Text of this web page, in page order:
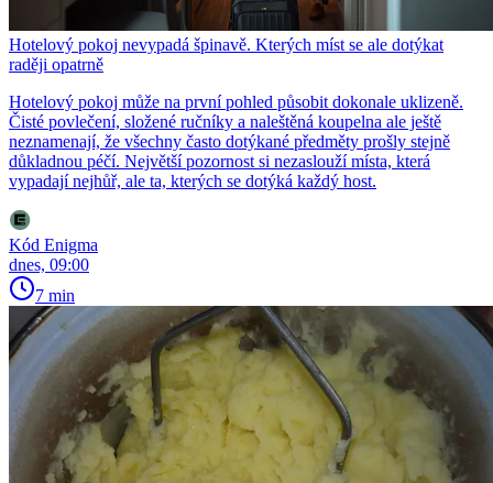
Hotelový pokoj nevypadá špinavě. Kterých míst se ale dotýkat
raději opatrně
Hotelový pokoj může na první pohled působit dokonale uklizeně.
Čisté povlečení, složené ručníky a naleštěná koupelna ale ještě
neznamenají, že všechny často dotýkané předměty prošly stejně
důkladnou péčí. Největší pozornost si nezaslouží místa, která
vypadají nejhůř, ale ta, kterých se dotýká každý host.
Kód Enigma
dnes, 09:00
7 min